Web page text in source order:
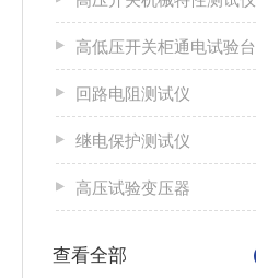
高低压开关柜通电试验台
回路电阻测试仪
继电保护测试仪
高压试验变压器
查看全部